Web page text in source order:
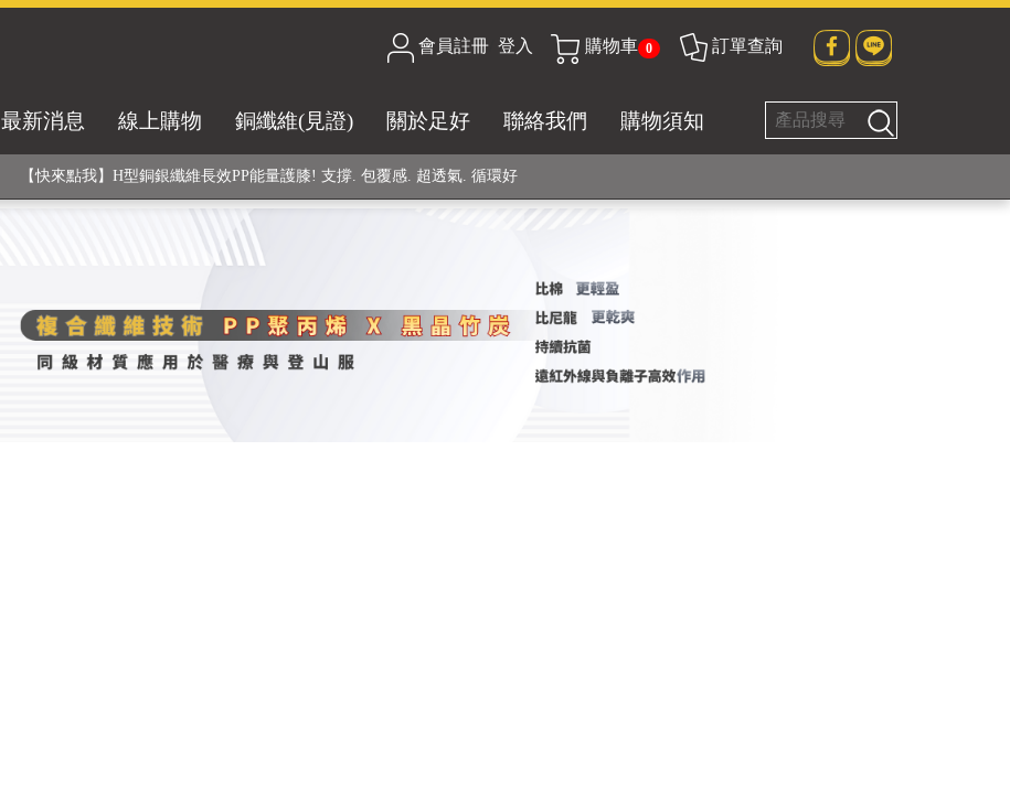
會員註冊 登入 購物車 0 訂單查詢
最新消息 線上購物 銅纖維(見證) 關於足好 聯絡我們 購物須知
銅銀鍺元素融合紗線，長效抗菌除臭! 全程MIT製造，通過多項國際檢驗
【快來點我】H型銅銀纖維長效PP能量護膝! 支撐. 包覆感. 超透氣. 循環好
【快來點我】三金家族- 專利活氧 男女內褲系列